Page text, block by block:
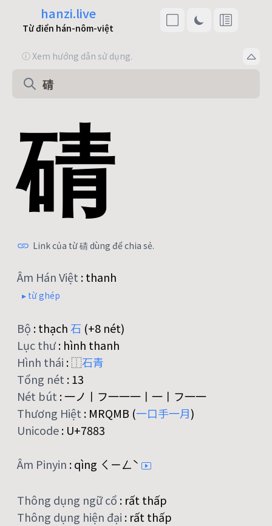
hanzi.live
Từ điển hán-nôm-việt
ⓘ Xem hướng dẫn sử dụng.
碃
Link của từ 碃 dùng để chia sẻ.
Âm Hán Việt :thanh
▸ từ ghép
Bộ :thạch石 (+8 nét)
Lục thư: hình thanh
Hình thái :⿰石青
Tổng nét :13
Nét bút :一ノ丨フ一一一丨一丨フ一一
Thương Hiệt : MRQMB (一口手一月)
Unicode: U+7883
Âm Pinyin :qìng ㄑㄧㄥˋ
Thông dụng ngữ cổ : rất thấp
Thông dụng hiện đại : rất thấp